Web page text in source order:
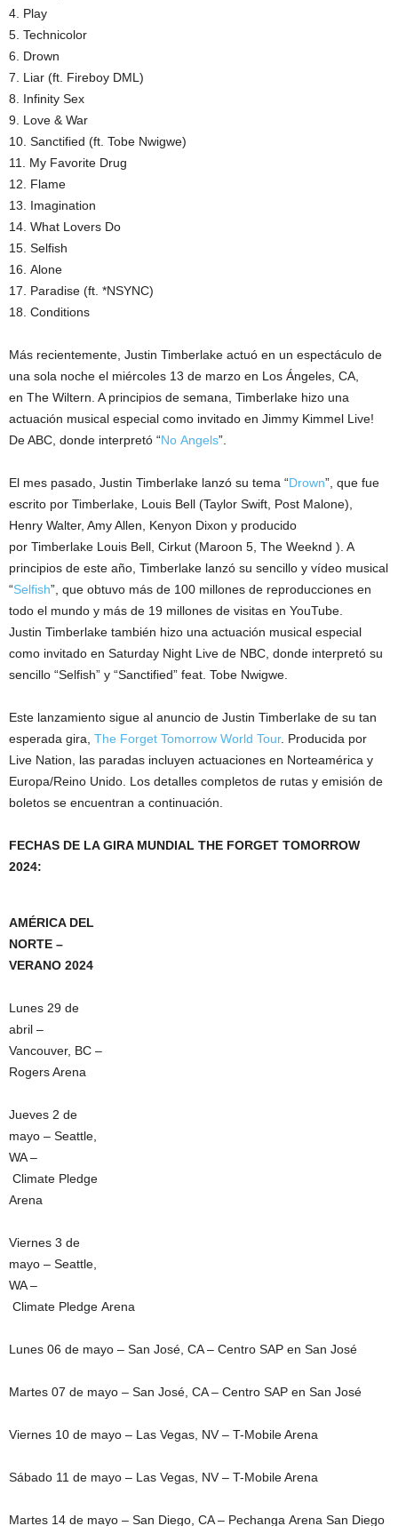
4. Play
5. Technicolor
6. Drown
7. Liar (ft. Fireboy DML)
8. Infinity Sex
9. Love & War
10. Sanctified (ft. Tobe Nwigwe)
11. My Favorite Drug
12. Flame
13. Imagination
14. What Lovers Do
15. Selfish
16. Alone
17. Paradise (ft. *NSYNC)
18. Conditions
Más recientemente, Justin Timberlake actuó en un espectáculo de
una sola noche el miércoles 13 de marzo en Los Ángeles, CA,
en The Wiltern. A principios de semana, Timberlake hizo una
actuación musical especial como invitado en Jimmy Kimmel Live!
De ABC, donde interpretó “No Angels”.
El mes pasado, Justin Timberlake lanzó su tema “Drown”, que fue
escrito por Timberlake, Louis Bell (Taylor Swift, Post Malone),
Henry Walter, Amy Allen, Kenyon Dixon y producido
por Timberlake Louis Bell, Cirkut (Maroon 5, The Weeknd ). A
principios de este año, Timberlake lanzó su sencillo y vídeo musical
“Selfish”, que obtuvo más de 100 millones de reproducciones en
todo el mundo y más de 19 millones de visitas en YouTube.
Justin Timberlake también hizo una actuación musical especial
como invitado en Saturday Night Live de NBC, donde interpretó su
sencillo “Selfish” y “Sanctified” feat. Tobe Nwigwe.
Este lanzamiento sigue al anuncio de Justin Timberlake de su tan
esperada gira, The Forget Tomorrow World Tour. Producida por
Live Nation, las paradas incluyen actuaciones en Norteamérica y
Europa/Reino Unido. Los detalles completos de rutas y emisión de
boletos se encuentran a continuación.
FECHAS DE LA GIRA MUNDIAL THE FORGET TOMORROW
2024:
AMÉRICA DEL
NORTE –
VERANO 2024
Lunes 29 de
abril –
Vancouver, BC –
Rogers Arena
Jueves 2 de
mayo – Seattle,
WA –
Climate Pledge
Arena
Viernes 3 de
mayo – Seattle,
WA –
Climate Pledge Arena
Lunes 06 de mayo – San José, CA – Centro SAP en San José
Martes 07 de mayo – San José, CA – Centro SAP en San José
Viernes 10 de mayo – Las Vegas, NV – T-Mobile Arena
Sábado 11 de mayo – Las Vegas, NV – T-Mobile Arena
Martes 14 de mayo – San Diego, CA – Pechanga Arena San Diego